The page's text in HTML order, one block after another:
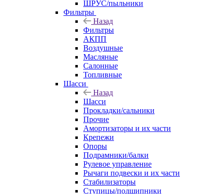
ШРУС/пыльники
Фильтры
Назад
Фильтры
АКПП
Воздушные
Масляные
Салонные
Топливные
Шасси
Назад
Шасси
Прокладки/сальники
Прочие
Амортизаторы и их части
Крепежи
Опоры
Подрамники/балки
Рулевое управление
Рычаги подвески и их части
Стабилизаторы
Ступицы/подшипники